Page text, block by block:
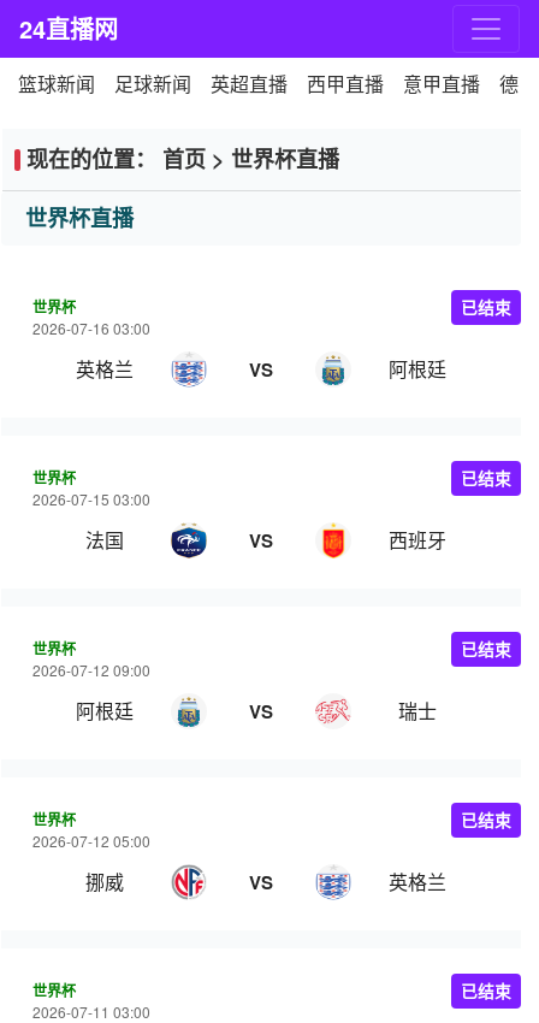
24直播网
篮球新闻 足球新闻 英超直播 西甲直播 意甲直播 德
现在的位置： 首页 > 世界杯直播
世界杯直播
世界杯
2026-07-16 03:00
英格兰 VS 阿根廷
已结束
世界杯
2026-07-15 03:00
法国 VS 西班牙
已结束
世界杯
2026-07-12 09:00
阿根廷 VS 瑞士
已结束
世界杯
2026-07-12 05:00
挪威 VS 英格兰
已结束
世界杯
2026-07-11 03:00
已结束